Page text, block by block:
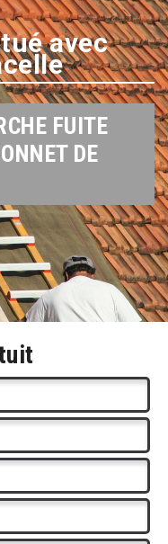
avec
FUITE
DE